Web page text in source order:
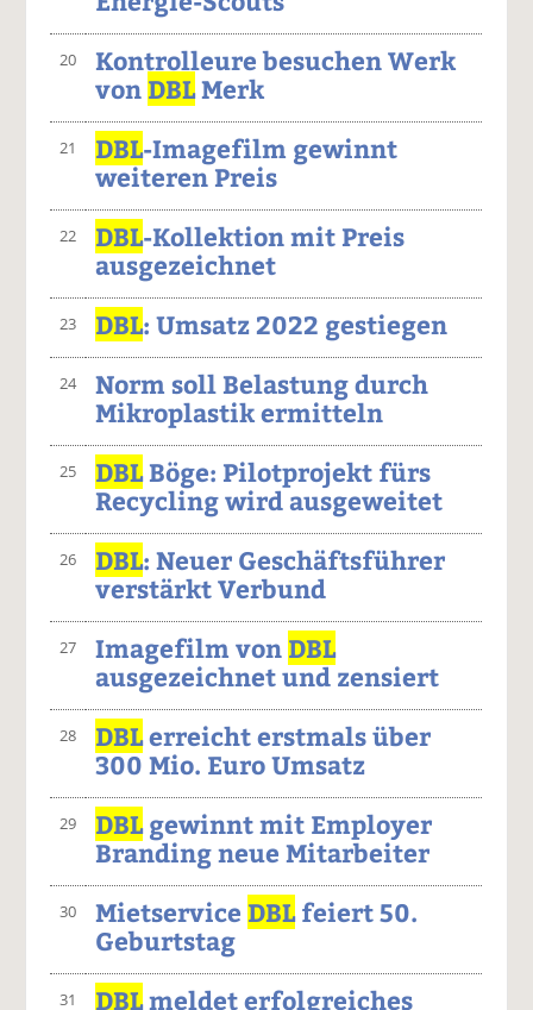
20
Kontrolleure besuchen Werk
von DBLMerk
21 DBL-Imagefilm gewinnt
weiteren Preis
22 DBL-Kollektion mit Preis
ausgezeichnet
23 DBL: Umsatz 2022 gestiegen
24
Norm soll Belastung durch
Mikroplastik ermitteln
25 DBLBöge: Pilotprojekt fürs
Recycling wird ausgeweitet
26 DBL: Neuer Geschäftsführer
verstärkt Verbund
27 Imagefilm von DBL
ausgezeichnet und zensiert
28 DBLerreicht erstmals über
300 Mio. Euro Umsatz
29 DBLgewinnt mit Employer
Branding neue Mitarbeiter
30 Mietservice DBLfeiert 50.
Geburtstag
31 DBLmeldet erfolgreiches